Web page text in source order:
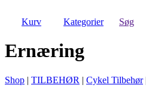
Kurv Kategorier Søg
Ernæring
Shop | TILBEHØR | Cykel Tilbehør|